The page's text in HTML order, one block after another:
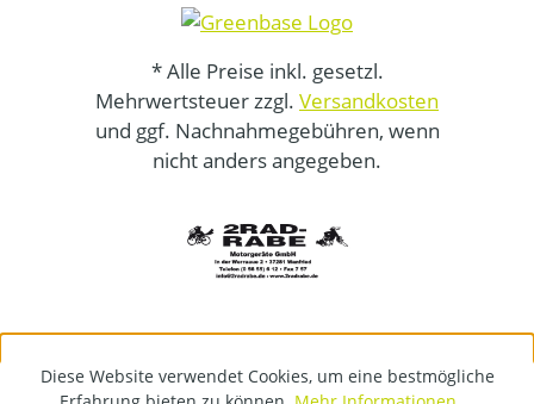
* Alle Preise inkl. gesetzl.
Mehrwertsteuer zzgl. Versandkosten
und ggf. Nachnahmegebühren, wenn
nicht anders angegeben.
Diese Website verwendet Cookies, um eine bestmögliche